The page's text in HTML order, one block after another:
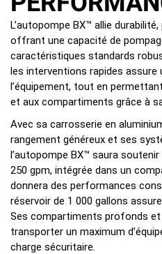
L’autopompe BX™ allie
offrant une capacité de
caractéristiques standards
les interventions rapides
l’équipement, tout en
et aux compartiments grâce à
Avec sa carrosserie en
rangement généreux et ses
l’autopompe BX™ saura
250 gpm, intégrée dans un
donnera des performances
réservoir de 1 000 gallons
Ses compartiments profonds
transporter un maximum
charge sécuritaire.